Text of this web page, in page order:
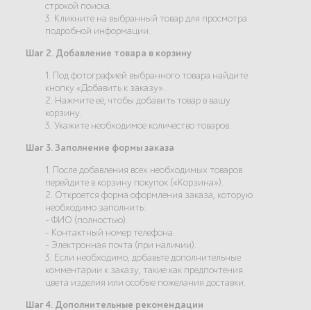
строкой поиска.
3. Кликните на выбранный товар для просмотра
подробной информации.
Шаг 2. Добавление товара в корзину
1. Под фотографией выбранного товара найдите
кнопку «Добавить к заказу».
2. Нажмите её, чтобы добавить товар в вашу
корзину.
3. Укажите необходимое количество товаров.
Шаг 3. Заполнение формы заказа
1. После добавления всех необходимых товаров
перейдите в корзину покупок («Корзина»).
2. Откроется форма оформления заказа, которую
необходимо заполнить:
- ФИО (полностью).
- Контактный номер телефона.
- Электронная почта (при наличии).
3. Если необходимо, добавьте дополнительные
комментарии к заказу, такие как предпочтения
цвета изделия или особые пожелания доставки.
Шаг 4. Дополнительные рекомендации